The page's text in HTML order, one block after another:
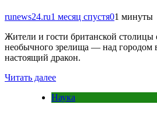
runews24.ru1 месяц спустя01 минуты
Жители и гости британской столицы
необычного зрелища — над городом
настоящий дракон.
Читать далее
Наука